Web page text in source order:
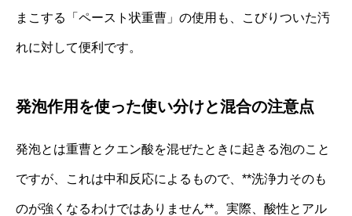
まこする「ペースト状重曹」の使用も、こびりついた汚
れに対して便利です。
発泡作用を使った使い分けと混合の注意点
発泡とは重曹とクエン酸を混ぜたときに起きる泡のこと
ですが、これは中和反応によるもので、**洗浄力そのも
のが強くなるわけではありません**。実際、酸性とアル